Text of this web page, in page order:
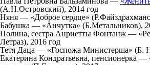
(А.Н.Островский), 2014 год
Няня — «Доброе сердце»
Бабушка — «Анчутка» (Б.Метальников),
Полина, сестра Анриетты Фонтанж —
Летраз), 2016 год
Тетя Даца — «Госпожа Министерша» (Б.
Екатерина Кондратьевна, пенсионерка